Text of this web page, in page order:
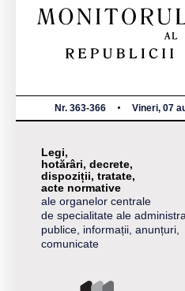
Nr. 363-366 Vineri, 07
Legi,
hotărâri, decrete,
dispoziții, tratate,
acte normative
ale organelor centrale
de specialitate ale
publice, informații, anunțuri,
comunicate